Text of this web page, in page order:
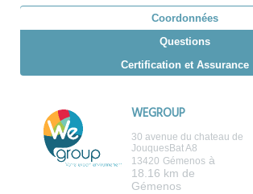
Coordonnées
Questions
Certification et Assurance
WEGROUP
30 avenue du chateau de
JouquesBat A8
13420 Gémenos à
18.16 km de
Gémenos